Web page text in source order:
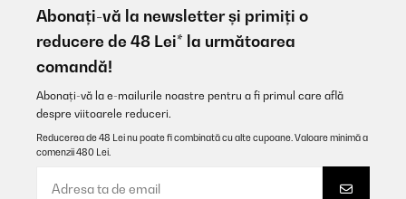
Abonați-vă la newsletter și primiți o
reducere de 48 Lei* la următoarea
comandă!
Abonați-vă la e-mailurile noastre pentru a fi primul care află
despre viitoarele reduceri.
Reducerea de 48 Lei nu poate fi combinată cu alte cupoane. Valoare minimă a
comenzii 480 Lei.